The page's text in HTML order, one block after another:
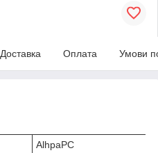
Доставка Оплата Умови
AlhpaPC